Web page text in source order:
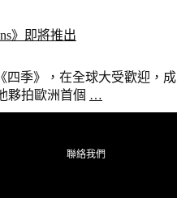
》即將推出
四季》，在全球大受歡迎，成
夥拍歐洲首個 …
聯絡我們